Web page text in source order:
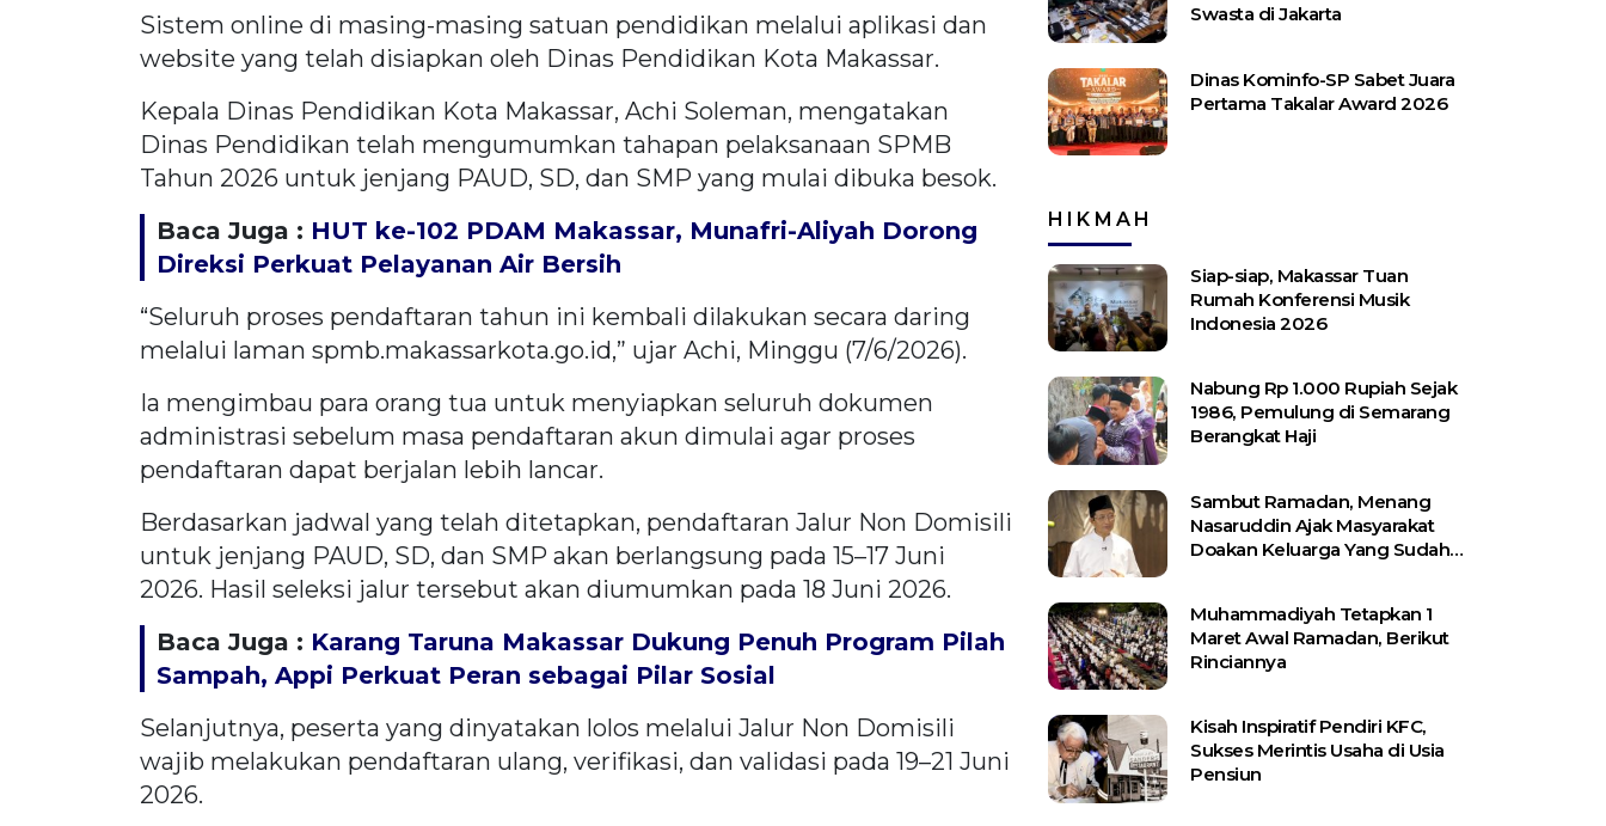
Sistem online di masing-masing satuan pendidikan melalui aplikasi dan
website yang telah disiapkan oleh Dinas Pendidikan Kota Makassar.
Kepala Dinas Pendidikan Kota Makassar, Achi Soleman, mengatakan
Dinas Pendidikan telah mengumumkan tahapan pelaksanaan SPMB
Tahun 2026 untuk jenjang PAUD, SD, dan SMP yang mulai dibuka besok.
Baca Juga : HUT ke-102 PDAM Makassar, Munafri-Aliyah Dorong
Direksi Perkuat Pelayanan Air Bersih
“Seluruh proses pendaftaran tahun ini kembali dilakukan secara daring
melalui laman spmb.makassarkota.go.id,” ujar Achi, Minggu (7/6/2026).
Ia mengimbau para orang tua untuk menyiapkan seluruh dokumen
administrasi sebelum masa pendaftaran akun dimulai agar proses
pendaftaran dapat berjalan lebih lancar.
Berdasarkan jadwal yang telah ditetapkan, pendaftaran Jalur Non Domisili
untuk jenjang PAUD, SD, dan SMP akan berlangsung pada 15–17 Juni
2026. Hasil seleksi jalur tersebut akan diumumkan pada 18 Juni 2026.
Baca Juga : Karang Taruna Makassar Dukung Penuh Program Pilah
Sampah, Appi Perkuat Peran sebagai Pilar Sosial
Selanjutnya, peserta yang dinyatakan lolos melalui Jalur Non Domisili
wajib melakukan pendaftaran ulang, verifikasi, dan validasi pada 19–21 Juni
2026.
Swasta di Jakarta
Dinas Kominfo-SP Sabet Juara
Pertama Takalar Award 2026
HIKMAH
Siap-siap, Makassar Tuan
Rumah Konferensi Musik
Indonesia 2026
Nabung Rp 1.000 Rupiah Sejak
1986, Pemulung di Semarang
Berangkat Haji
Sambut Ramadan, Menang
Nasaruddin Ajak Masyarakat
Doakan Keluarga Yang Sudah
Muhammadiyah Tetapkan 1
Maret Awal Ramadan, Berikut
Rinciannya
Kisah Inspiratif Pendiri KFC,
Sukses Merintis Usaha di Usia
Pensiun